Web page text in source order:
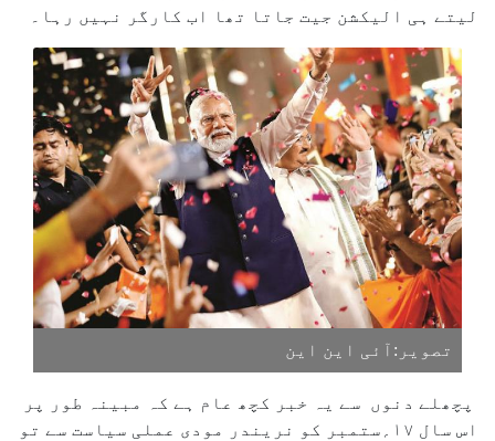
لیتے ہی الیکشن جیت جاتا تھا اب کارگر نہیں رہا۔
تصویر:آئی این این
پچھلے دنوں سے یہ خبر کچھ عام ہے کہ مبینہ طور پر
اس سال ۱۷؍ستمبر کو نریندر مودی عملی سیاست سے تو